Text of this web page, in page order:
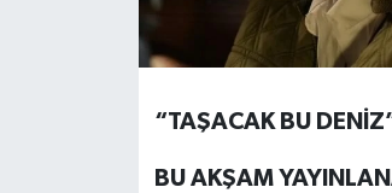
“TAŞACAK BU
BU AKŞAM
Tarihi Yapılarımız